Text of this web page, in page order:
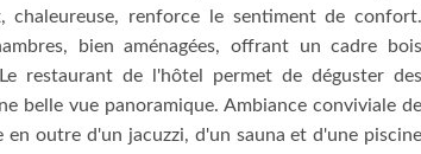
renforce le sentiment de confort.
bien aménagées, offrant un cadre bois
restaurant de l'hôtel permet de déguster des
belle vue panoramique. Ambiance conviviale de
en outre d'un jacuzzi, d'un sauna et d'une piscine